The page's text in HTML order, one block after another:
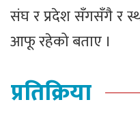
संघ र प्रदेश सँगसँगै र
आफू रहेको बताए ।
प्रतिक्रिया